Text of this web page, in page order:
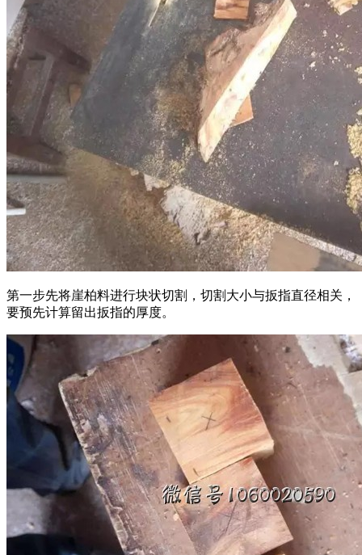
第一步先将崖柏料进行块状切割，切割大小与扳指直径相关，
要预先计算留出扳指的厚度。